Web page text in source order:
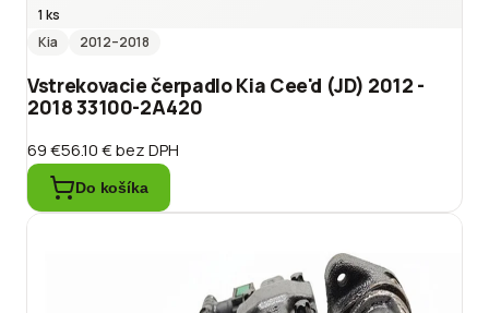
1 ks
Kia
2012–2018
Vstrekovacie čerpadlo Kia Cee'd (JD) 2012 -
2018 33100-2A420
69 €56.10 €bez DPH
Do košíka